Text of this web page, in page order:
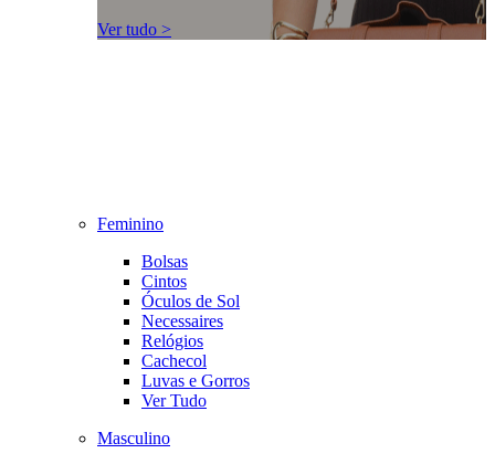
Ver tudo >
Feminino
Bolsas
Cintos
Óculos de Sol
Necessaires
Relógios
Cachecol
Luvas e Gorros
Ver Tudo
Masculino